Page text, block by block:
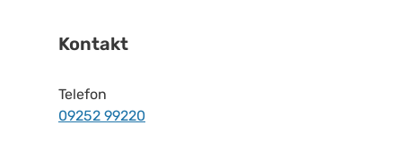
Kontakt
Telefon
09252 99220